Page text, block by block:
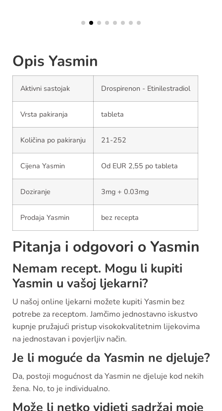
Opis Yasmin
Aktivni sastojak Drospirenon - Etinilestradiol
Vrsta pakiranja tableta
Količina po pakiranju 21-252
Cijena Yasmin Od EUR 2,55 po tableta
Doziranje 3mg + 0.03mg
Prodaja Yasmin bez recepta
Pitanja i odgovori o Yasmin
Nemam recept. Mogu li kupiti
Yasmin u vašoj ljekarni?
U našoj online ljekarni možete kupiti Yasmin bez
potrebe za receptom. Jamčimo jednostavno iskustvo
kupnje pružajući pristup visokokvalitetnim lijekovima
na jednostavan i povjerljiv način.
Je li moguće da Yasmin ne djeluje?
Da, postoji mogućnost da Yasmin ne djeluje kod nekih
žena. No, to je individualno.
Može li netko vidjeti sadržaj moje